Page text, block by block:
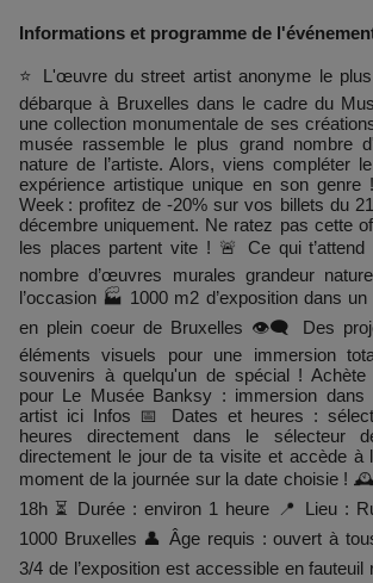
Informations et programme de
⭐ L'œuvre du street artist anonyme le
débarque à Bruxelles dans le cadre du
une collection monumentale de ses
musée rassemble le plus grand nombre
nature de l’artiste. Alors, viens compléter
expérience artistique unique en son
Week : profitez de -20% sur vos billets du
décembre uniquement. Ne ratez pas cette
les places partent vite ! 🚨 Ce qui
nombre d’œuvres murales grandeur
l’occasion 🏭 1000 m2 d’exposition dans
en plein coeur de Bruxelles 👁️‍🗨️ Des
éléments visuels pour une immersion
souvenirs à quelqu'un de spécial ! Achète
pour Le Musée Banksy : immersion dans
artist ici Infos 📅 Dates et heures :
heures directement dans le sélecteur
directement le jour de ta visite et accède à
moment de la journée sur la date choisie !
18h ⏳ Durée : environ 1 heure 📍 Lieu :
1000 Bruxelles 👤 Âge requis : ouvert à
3/4 de l’exposition est accessible en fauteuil